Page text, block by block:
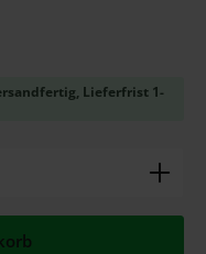
Lieferfrist 1-
Wert ein